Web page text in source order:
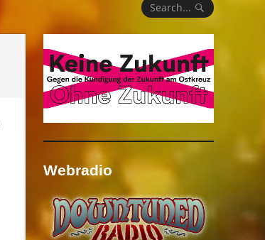
Search...
Webradio